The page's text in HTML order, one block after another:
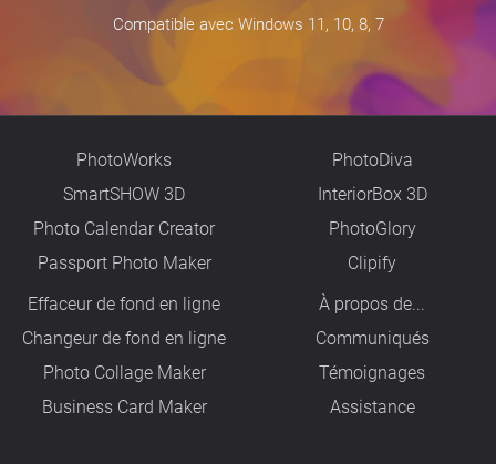
Compatible avec Windows 11, 10, 8, 7
PhotoWorks
SmartSHOW 3D
Photo Calendar Creator
Passport Photo Maker
PhotoDiva
InteriorBox 3D
PhotoGlory
Clipify
Effaceur de fond en ligne
Changeur de fond en ligne
Photo Collage Maker
Business Card Maker
À propos de...
Сommuniqués
Témoignages
Assistance